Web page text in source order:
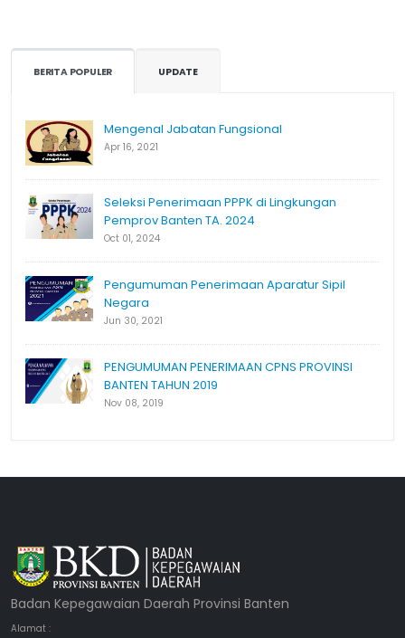
BERITA POPULER UPDATE
Mengenal Jabatan Fungsional
Apr 16, 2021
Seleksi Penerimaan PPPK di Lingkungan
Pemprov Banten TA. 2024
Oct 01, 2024
Pengumuman Penerimaan Aparatur Sipil
Negara
Jun 30, 2021
PENGUMUMAN PENERIMAAN CPNS PROVINSI
BANTEN TAHUN 2019
Nov 08, 2019
Badan Kepegawaian Daerah Provinsi Banten
Alamat :